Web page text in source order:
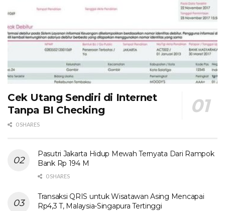
Cek Utang Sendiri di Internet
Tanpa BI Checking
0 SHARES
Pasutri Jakarta Hidup Mewah Ternyata Dari Rampok
Bank Rp 194 M
0 SHARES
Transaksi QRIS untuk Wisatawan Asing Mencapai
Rp4,3 T, Malaysia-Singapura Tertinggi